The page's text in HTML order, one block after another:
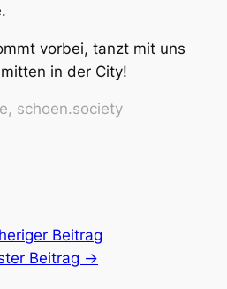
vorbei, tanzt mit uns
in der City!
schoen.society
Beitrag
Beitrag →